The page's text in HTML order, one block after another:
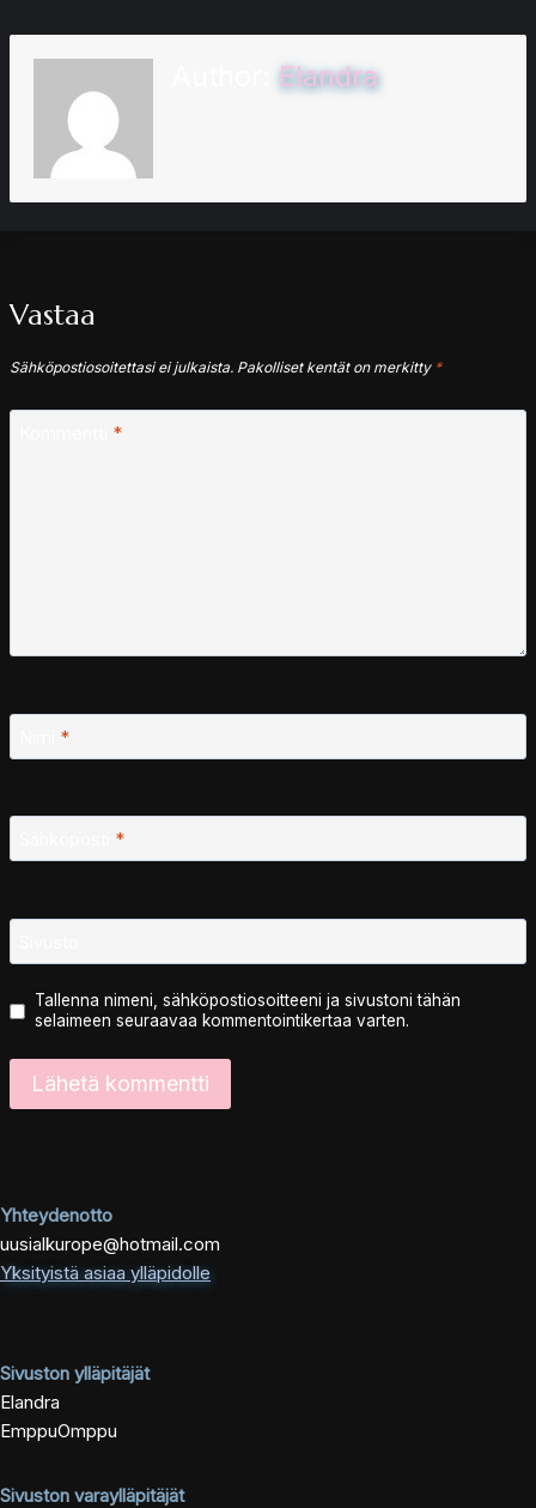
Elandra
Vastaa
Sähköpostiosoitettasi ei julkaista. Pakolliset kentät on merkitty *
*
*
*
Tallenna nimeni, sähköpostiosoitteeni ja sivustoni tähän
selaimeen seuraavaa kommentointikertaa varten.
Yhteydenotto
uusialkurope@hotmail.com
Yksityistä asiaa ylläpidolle
Sivuston ylläpitäjät
Elandra
EmppuOmppu
Sivuston varaylläpitäjät